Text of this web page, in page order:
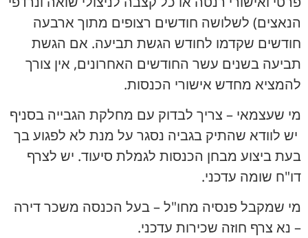
הנאצים) לשלושה חודשים רצופים מתוך ארבעה
חודשים שקדמו לחודש הגשת תביעה. אם הגשת
תביעה בשנים עשר החודשים האחרונים, אין צורך
להמציא מחדש אישורי הכנסות.
מי שעצמאי – צריך לבדוק עם מחלקת הגבייה בסניף
יש לוודא שהתיק בגביה נסגר על מנת לא לפגוע בך
בעת ביצוע מבחן הכנסות לגמלת סיעוד. יש לצרף
דו"ח שומה עדכני.
מי שמקבל פנסיה מחו"ל – בעל הכנסה משכר דירה
– נא צרף חוזה שכירות עדכני.